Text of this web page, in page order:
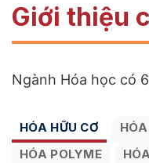
Giới thiệu
Ngành Hóa học có
HÓA HỮU CƠ
HÓA POLYME